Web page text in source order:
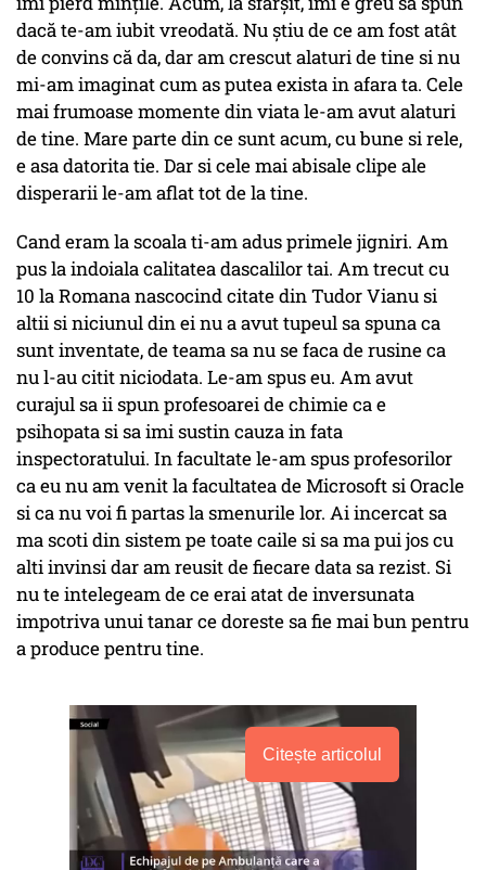
dacă te-am iubit vreodată. Nu știu de ce am fost atât
de convins că da, dar am crescut alaturi de tine si nu
mi-am imaginat cum as putea exista in afara ta. Cele
mai frumoase momente din viata le-am avut alaturi
de tine. Mare parte din ce sunt acum, cu bune si rele,
e asa datorita tie. Dar si cele mai abisale clipe ale
disperarii le-am aflat tot de la tine.
Cand eram la scoala ti-am adus primele jigniri. Am
pus la indoiala calitatea dascalilor tai. Am trecut cu
10 la Romana nascocind citate din Tudor Vianu si
altii si niciunul din ei nu a avut tupeul sa spuna ca
sunt inventate, de teama sa nu se faca de rusine ca
nu l-au citit niciodata. Le-am spus eu. Am avut
curajul sa ii spun profesoarei de chimie ca e
psihopata si sa imi sustin cauza in fata
inspectoratului. In facultate le-am spus profesorilor
ca eu nu am venit la facultatea de Microsoft si Oracle
si ca nu voi fi partas la smenurile lor. Ai incercat sa
ma scoti din sistem pe toate caile si sa ma pui jos cu
alti invinsi dar am reusit de fiecare data sa rezist. Si
nu te intelegeam de ce erai atat de inversunata
impotriva unui tanar ce doreste sa fie mai bun pentru
a produce pentru tine.
Citește articolul